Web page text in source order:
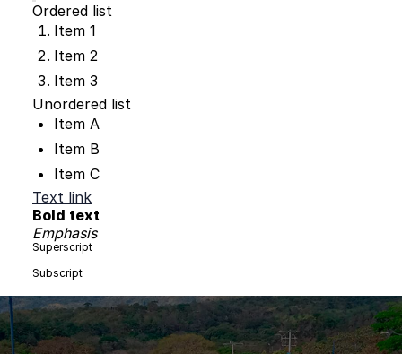
Ordered list
Item 1
Item 2
Item 3
Unordered list
Item A
Item B
Item C
Text link
Bold text
Emphasis
Superscript
Subscript